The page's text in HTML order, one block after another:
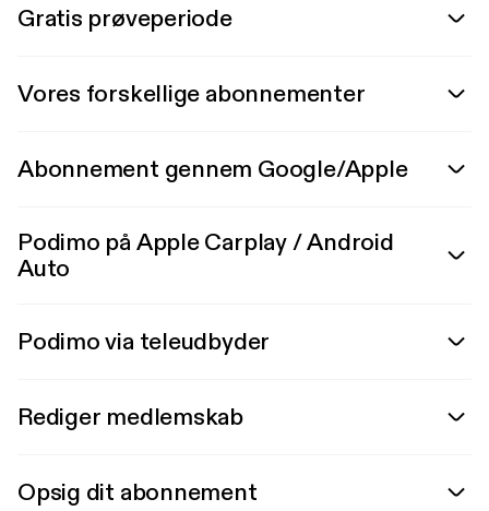
Gratis prøveperiode
Vores forskellige abonnementer
Abonnement gennem Google/Apple
Podimo på Apple Carplay / Android
Auto
Podimo via teleudbyder
Rediger medlemskab
Opsig dit abonnement